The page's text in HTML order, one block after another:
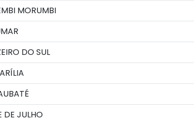
MORUMBI
DO SUL
DE JULHO